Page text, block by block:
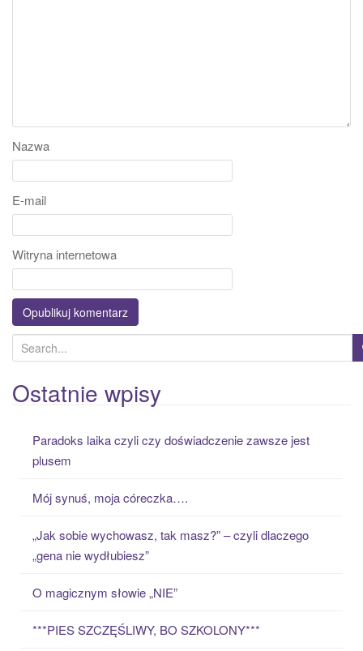
Nazwa
E-mail
Witryna internetowa
e
a
r
Ostatnie wpisy
Paradoks laika czyli czy doświadczenie zawsze jest
plusem
Mój synuś, moja córeczka….
„Jak sobie wychowasz, tak masz?” – czyli dlaczego
„gena nie wydłubiesz”
O magicznym słowie „NIE”
***PIES SZCZĘŚLIWY, BO SZKOLONY***